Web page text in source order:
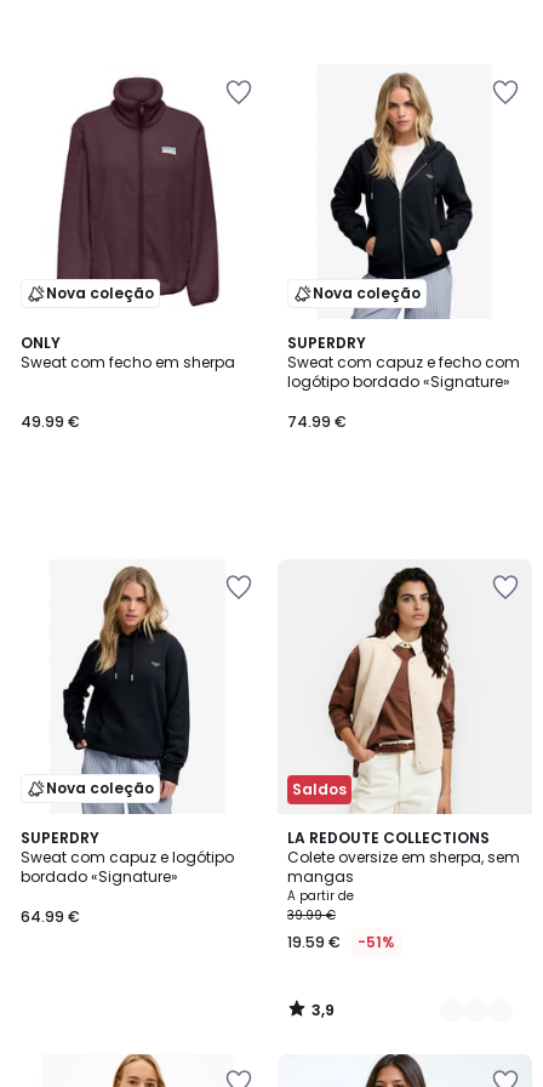
Nova coleção
ONLY
Sweat com fecho em sherpa
49.99 €
Nova coleção
SUPERDRY
Sweat com capuz e fecho com
logótipo bordado «Signature»
74.99 €
Nova coleção
SUPERDRY
Sweat com capuz e logótipo
bordado «Signature»
64.99 €
Saldos
LA REDOUTE COLLECTIONS
Colete oversize em sherpa, sem
mangas
A partir de
39.99 €
19.59 € -51%
3,9
/ 5
3
Cores
3,9
/